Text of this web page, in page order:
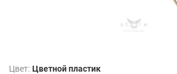
Цвет: Цветной пластик